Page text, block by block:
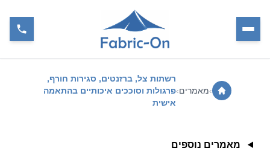
›מאמרים›
רשתות צל, ברזנטים, סגירות חורף,
פרגולות וסוככים איכותיים בהתאמה
אישית
מאמרים נוספים